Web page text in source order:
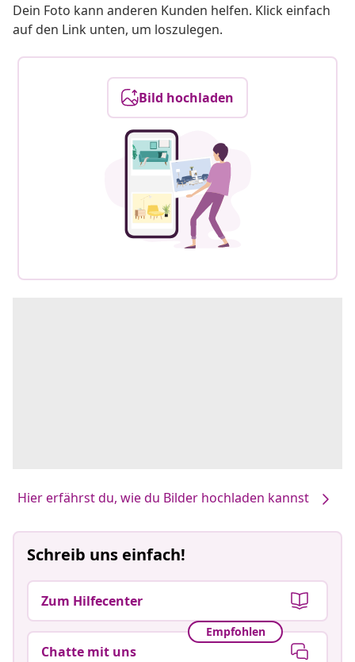
Dein Foto kann anderen Kunden helfen. Klick einfach
auf den Link unten, um loszulegen.
Bild hochladen
Hier erfährst du, wie du Bilder hochladen kannst
Schreib uns einfach!
Zum Hilfecenter
Empfohlen
Chatte mit uns